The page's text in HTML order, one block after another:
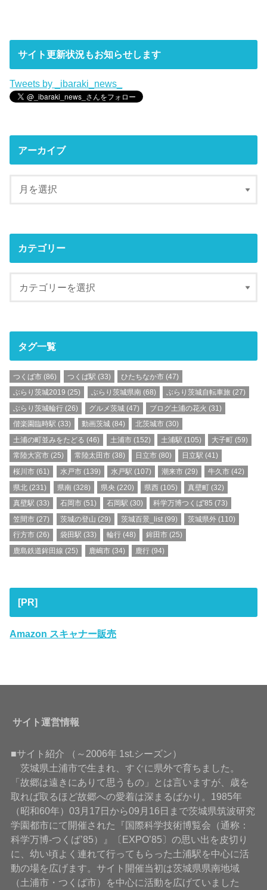
サイト更新状況もお知らせします
Tweets by _ibaraki_news_
アーカイブ
カテゴリー
タグ一覧
つくば市 (86) つくば駅 (33) ひたちなか市(47)
ぶらり茨城2019 (25) ぶらり茨城県南 (68) ぶらり茨城自転車旅 (27)
ぶらり茨城輪行 (26) グルメ茨城 (47) ブログ土浦の花火 (31)
偕楽園臨時駅 (33) 動画茨城(84) 北茨城市(30)
土浦の町並みをたどる (46) 土浦市(152) 土浦駅 (105) 大子町 (59)
常陸大宮市 (25) 常陸太田市(38) 日立市(80) 日立駅 (41)
桜川市 (61) 水戸市(139) 水戸駅 (107) 潮来市 (29) 牛久市 (42)
県北 (231) 県南 (328) 県央(220) 県西 (105) 真壁町 (32)
真壁駅 (33) 石岡市(51) 石岡駅 (30) 科学万博つくば'85 (73)
笠間市 (27) 茨城の登山 (29) 茨城百景_list(99) 茨城県外 (110)
行方市 (26) 袋田駅 (33) 輪行(48) 鉾田市 (25)
鹿島鉄道鉾田線 (25) 鹿嶋市(34) 鹿行(94)
[PR]
Amazon スキャナー販売
サイト運営情報
■サイト紹介 （～2006年 1st.シーズン）
茨城県土浦市で生まれ、すぐに県外で育ちました。
「故郷は遠きにありて思うもの」とは言いますが、歳を
取れば取るほど故郷への愛着は深まるばかり。1985年
（昭和60年）03月17日から09月16日まで茨城県筑波研究
学園都市にて開催された『国際科学技術博覧会（通称：
科学万博-つくば’85）』〔EXPO’85〕の思い出を皮切り
に、幼い頃よく連れて行ってもらった土浦駅を中心に活
動の場を広げます。サイト開催当初は茨城県県南地域
（土浦市・つくば市）を中心に活動を広げていました